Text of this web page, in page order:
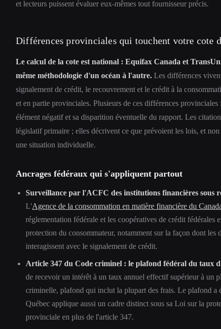
et lecteurs puissent évaluer eux-mêmes tout fournisseur précis.
Différences provinciales qui touchent votre cote
Le calcul de la cote est national : Equifax Canada et
même méthodologie d'un océan à l'autre. Les différences
signalement de crédit, le recouvrement et le crédit à la
et en partie provinciales. Plusieurs de ces différences
élément négatif et sa disparition éventuelle du rapport. Les
législatif primaire ; elles décrivent ce que prévoient les lois, et
une situation individuelle.
Ancrages fédéraux qui s'appliquent partout
Surveillance par l'ACFC des institutions financières sous
L'Agence de la consommation en matière financière du
réglementation fédérale et les coopératives de crédit fédérales
protection du consommateur, notamment sur la façon dont les
interagissent avec le signalement de crédit.
Article 347 du Code criminel : le plafond fédéral du taux
de recevoir un intérêt à un taux annuel effectif supérieur à un
criminelle, plafond qui inclut la plupart des frais. Le plafond a
Québec applique aussi un cadre distinct sous sa Loi sur la
provinciale en plus de l'article 347.